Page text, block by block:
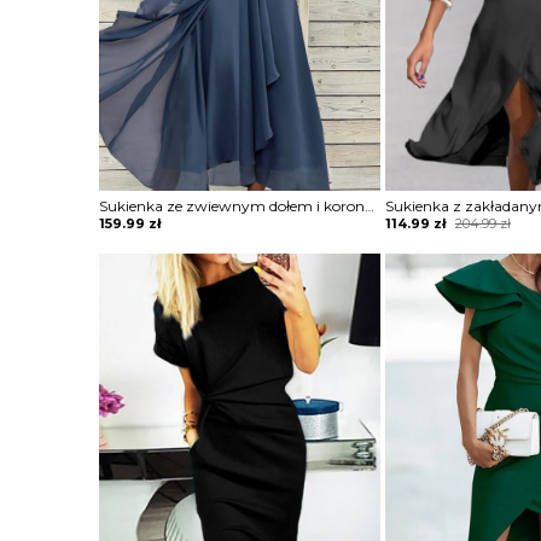
Sukienka ze zwiewnym dołem i koronkową górą
159.99 zł 204.99zł
Original
was:
204.99 zł.
114.99 zł
Current
is:
114.99 zł.